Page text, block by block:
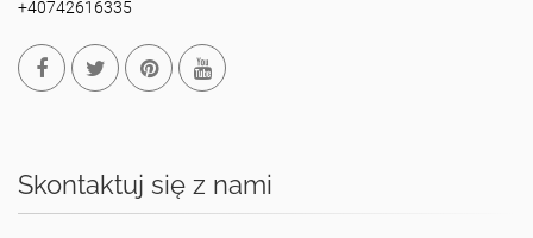
+40742616335
Skontaktuj się z nami